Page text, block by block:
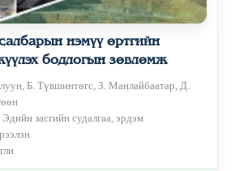
нэмүү өртгийн
бодлогын зөвлөмж
Б. Түвшинтөгс, З. Манлайбаатар, Д.
Эдийн засгийн судалгаа, эрдэм